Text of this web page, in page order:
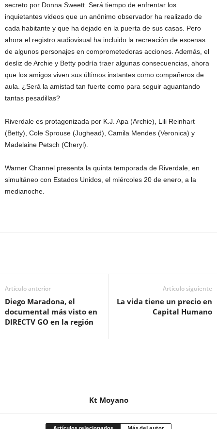
secreto por Donna Sweett. Será tiempo de enfrentar los
inquietantes videos que un anónimo observador ha realizado de
cada habitante y que ha dejado en la puerta de sus casas. Pero
ahora el registro audiovisual ha incluido la recreación de escenas
de algunos personajes en comprometedoras acciones. Además, el
desliz de Archie y Betty podría traer algunas consecuencias, ahora
que los amigos viven sus últimos instantes como compañeros de
aula. ¿Será la amistad tan fuerte como para seguir aguantando
tantas pesadillas?
Riverdale es protagonizada por K.J. Apa (Archie), Lili Reinhart
(Betty), Cole Sprouse (Jughead), Camila Mendes (Veronica) y
Madelaine Petsch (Cheryl).
Warner Channel presenta la quinta temporada de Riverdale, en
simultáneo con Estados Unidos, el miércoles 20 de enero, a la
medianoche.
Artículo anterior
Diego Maradona, el
documental más visto en
DIRECTV GO en la región
Artículo siguiente
La vida tiene un precio en
Capital Humano
Kt Moyano
Artículos relacionados Más del autor